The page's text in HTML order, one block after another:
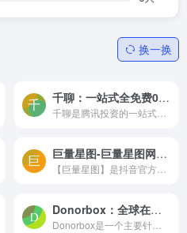
换一换
千聊：一站式全免费0门槛，全域知识变现开课工具
千聊是腾讯投资的一站式全免费的0门槛知识变现和教育培训工具，微信生态知识变现首选工具，覆盖抖音快手视频号等多渠道，一键创建直播间，全方位帮你提高触达/拉新/复购等关键环节...
巨量星图-巨量星图网页登录入口
【巨量星图】是抖音官方内容变现平台，抖音创作者，可以入驻并接取任务赚取收益
Donorbox：全球在线捐赠管理平台，简化非营利组织筹款
Donorbox是一个主要针对慈善组织的在线捐赠管理平台。它使个人和非营利组织能够简单地进行在线捐款。这个平台被广泛用于各种类型的组织，包括慈善机构、宗教机构、学校、动物保护...